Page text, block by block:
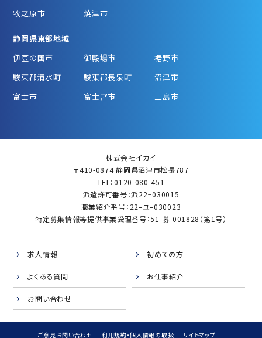
牧之原市
焼津市
静岡県東部地域
伊豆の国市
御殿場市
裾野市
駿東郡清水町
駿東郡長泉町
沼津市
富士市
富士宮市 三島市
株式会社イカイ
〒410-0874 静岡県沼津市松長787
TEL：0120-080-451
派遣許可番号：派22−030015
職業紹介番号：22–ユ–030023
特定募集情報等提供事業受理番号：51-募-001828（第1号）
求人情報 初めての方
よくある質問 お仕事紹介
お問い合わせ
ご意見お問い合わせ 利用規約・個人情報の取扱 サイトマップ